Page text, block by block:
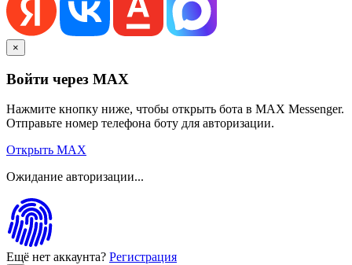
×
Войти через MAX
Нажмите кнопку ниже, чтобы открыть бота в MAX Messenger.
Отправьте номер телефона боту для авторизации.
Открыть MAX
Ожидание авторизации...
Ещё нет аккаунта? Регистрация